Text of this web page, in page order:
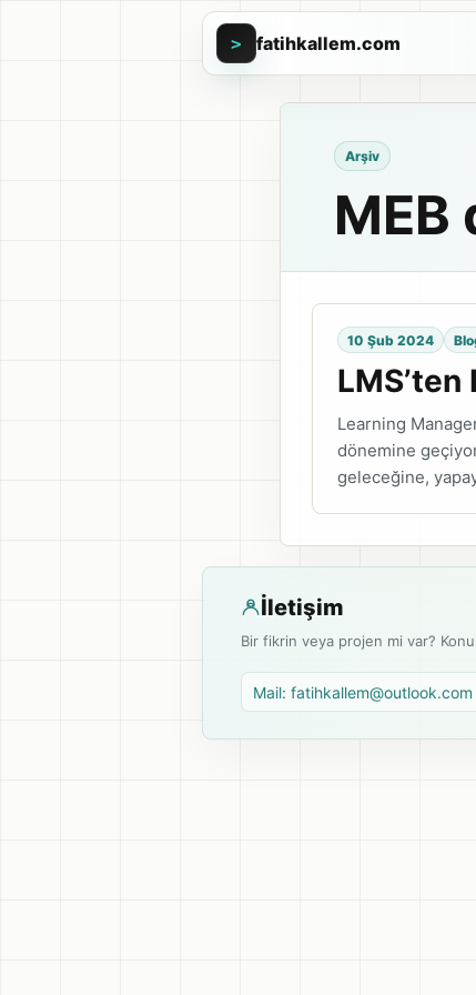
> fatihkallem.com
Arşiv
10 Şub 2024
Learning
dönemine
geleceğine,
İletişim
Bir fikrin veya projen mi var?
Mail: fatihkallem@outlook.com